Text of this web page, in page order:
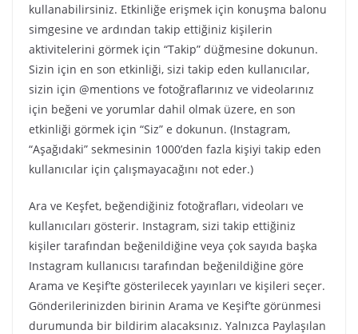
kullanabilirsiniz. Etkinliğe erişmek için konuşma balonu
simgesine ve ardından takip ettiğiniz kişilerin
aktivitelerini görmek için “Takip” düğmesine dokunun.
Sizin için en son etkinliği, sizi takip eden kullanıcılar,
sizin için @mentions ve fotoğraflarınız ve videolarınız
için beğeni ve yorumlar dahil olmak üzere, en son
etkinliği görmek için “Siz” e dokunun. (Instagram,
“Aşağıdaki” sekmesinin 1000’den fazla kişiyi takip eden
kullanıcılar için çalışmayacağını not eder.)
Ara ve Keşfet, beğendiğiniz fotoğrafları, videoları ve
kullanıcıları gösterir. Instagram, sizi takip ettiğiniz
kişiler tarafından beğenildiğine veya çok sayıda başka
Instagram kullanıcısı tarafından beğenildiğine göre
Arama ve Keşif’te gösterilecek yayınları ve kişileri seçer.
Gönderilerinizden birinin Arama ve Keşif’te görünmesi
durumunda bir bildirim alacaksınız. Yalnızca Paylaşılan